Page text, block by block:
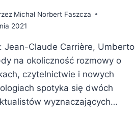
Michał Norbert Faszcza
2021
Jean-Claude Carrière, Umberto
na okoliczność rozmowy o
czytelnictwie i nowych
spotyka się dwóch
wyznaczających…